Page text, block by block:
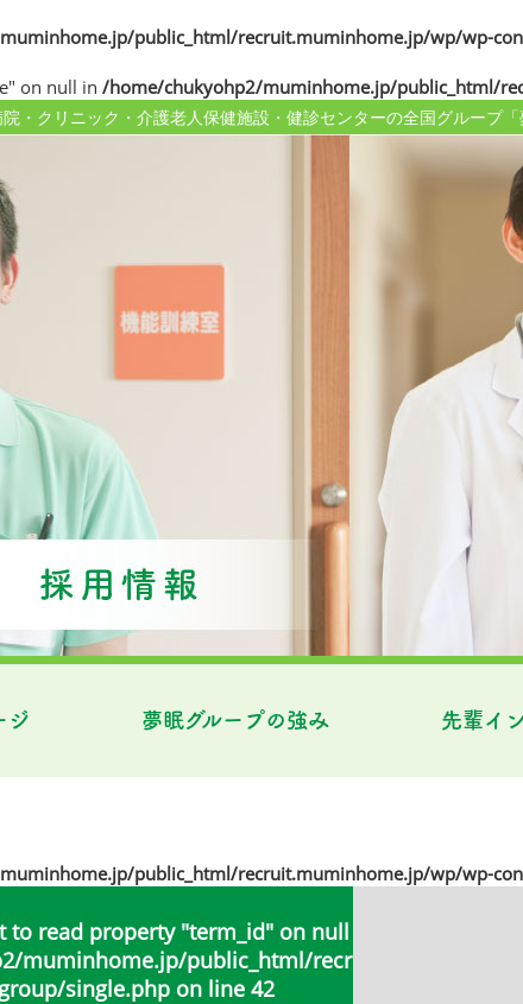
public_html/recruit.muminhome.jp/wp/wp-
on null in /home/chukyohp2/muminhome.jp/public_html/
・クリニック・介護老人保健施設・健診センターの全国グループ
ジ 夢眠グループの強み 先輩イ
public_html/recruit.muminhome.jp/wp/wp-
to read property "term_id" on null in
muminhome.jp/public_html/
single.php on line 42